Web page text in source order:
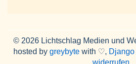
© 2026 Lichtschlag Medien und
hosted by greybytewith ♡, Django
widerrufen